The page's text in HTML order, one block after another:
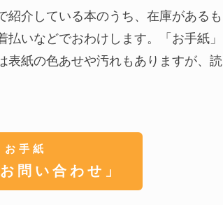
紹介している本のうち、在庫があるも
いなどでおわけします。「お手紙」
表紙の色あせや汚れもありますが、読
お手紙
問い合わせ」